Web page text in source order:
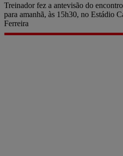
Treinador fez a antevisão do
para amanhã, às 15h30, no Estádio
Ferreira